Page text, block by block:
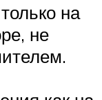
на
не